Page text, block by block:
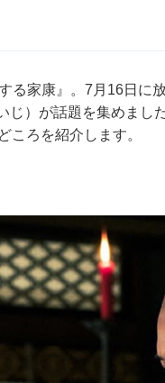
る家康』。7月16日に
）が話題を集めまし
ころを紹介します。